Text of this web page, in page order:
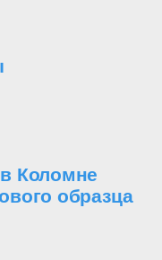
Коломне
образца